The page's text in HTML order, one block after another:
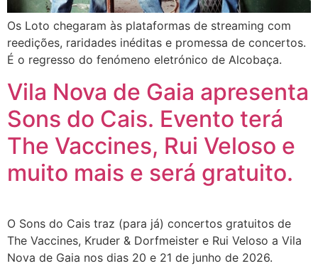
Os Loto chegaram às plataformas de streaming com
reedições, raridades inéditas e promessa de concertos.
É o regresso do fenómeno eletrónico de Alcobaça.
Vila Nova de Gaia apresenta
Sons do Cais. Evento terá
The Vaccines, Rui Veloso e
muito mais e será gratuito.
O Sons do Cais traz (para já) concertos gratuitos de
The Vaccines, Kruder & Dorfmeister e Rui Veloso a Vila
Nova de Gaia nos dias 20 e 21 de junho de 2026.